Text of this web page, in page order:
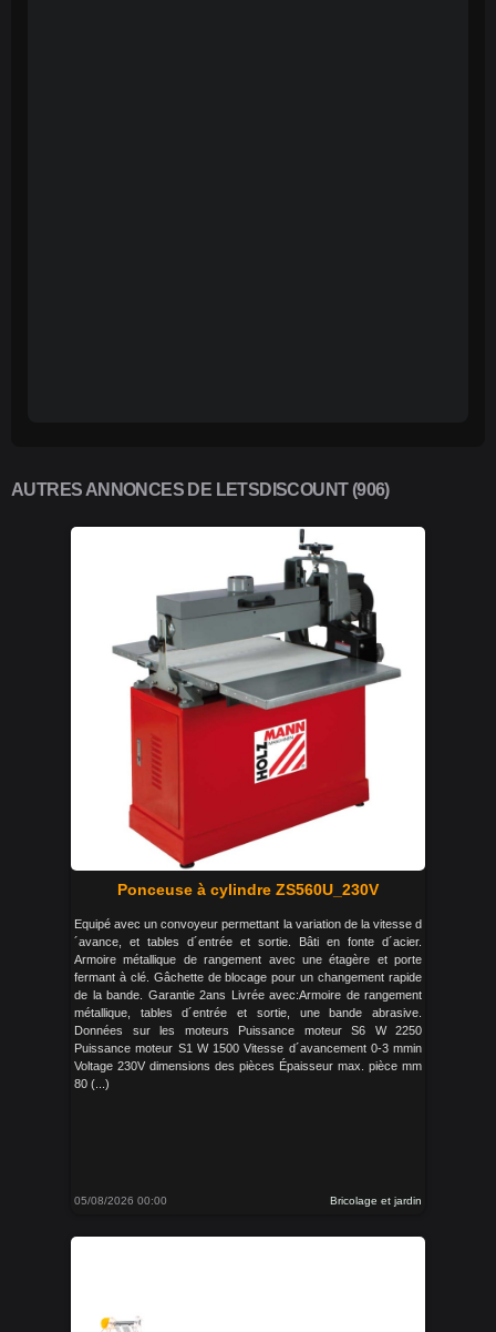
AUTRES ANNONCES DE LETSDISCOUNT (906)
Ponceuse à cylindre ZS560U_230V
Equipé avec un convoyeur permettant la variation de la vitesse d
´avance, et tables d´entrée et sortie. Bâti en fonte d´acier.
Armoire métallique de rangement avec une étagère et porte
fermant à clé. Gâchette de blocage pour un changement rapide
de la bande. Garantie 2ans Livrée avec:Armoire de rangement
métallique, tables d´entrée et sortie, une bande abrasive.
Données sur les moteurs Puissance moteur S6 W 2250
Puissance moteur S1 W 1500 Vitesse d´avancement 0-3 mmin
Voltage 230V dimensions des pièces Épaisseur max. pièce mm
80 (...)
05/08/2026 00:00 Bricolage et jardin